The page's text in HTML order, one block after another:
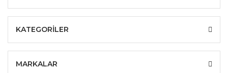
KATEGORİLER
MARKALAR